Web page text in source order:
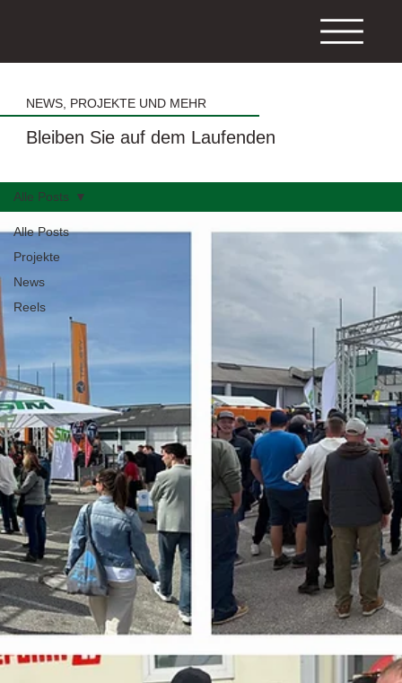
NEWS, PROJEKTE UND MEHR
Bleiben Sie auf dem Laufenden
Alle Posts
Projekte
News
Reels
Alle Posts